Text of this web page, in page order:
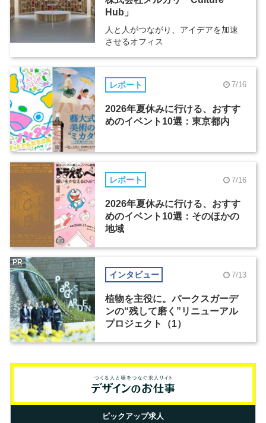
Hub」
人と人がつながり、アイデアを加速
させるオフィス
レポート 7/16
2026年夏休みに行ける、おすす
めのイベント10選：東京都内
レポート 7/16
2026年夏休みに行ける、おすす
めのイベント10選：そのほかの
地域
インタビュー 7/13
植物を主役に。パークスガーデ
ンの“残して磨く”リニューアル
プロジェクト（1）
PR
ピックアップ求人